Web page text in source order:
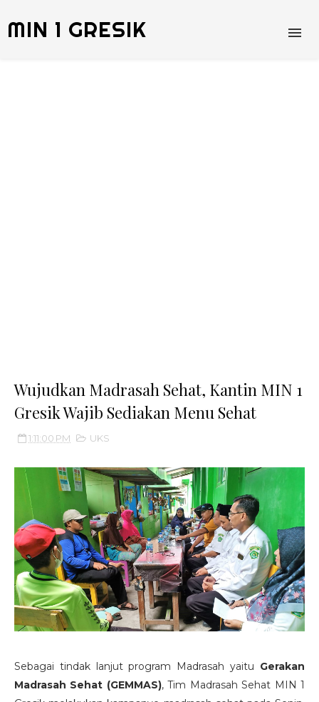
MIN 1 GRESIK
Wujudkan Madrasah Sehat, Kantin MIN 1
Gresik Wajib Sediakan Menu Sehat
1:11:00 PM UKS
Sebagai tindak lanjut program Madrasah yaitu Gerakan
Madrasah Sehat (GEMMAS), Tim Madrasah Sehat MIN 1